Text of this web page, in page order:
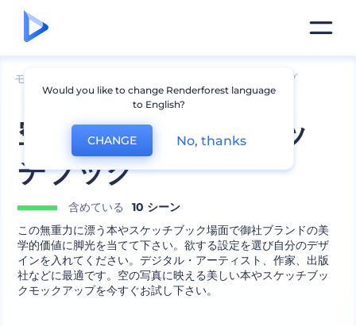
モックアップ 文房具のモックアップ
空に映える本やスケッ
チブック
含めている
10 シーン
この無重力に漂う本やスケッチブック場面で御社ブランドの美
学的価値に脚光を当てて下さい。欲する設定を選び自分のデザ
インを入れてください。デジタル・アーティスト、作家、出版
社などに最適です。空の写真に映える美しい本やスケッチブッ
クモックアップを今すぐお試し下さい。
Would you like to change Renderforest language
to English?
CHANGE No, thanks